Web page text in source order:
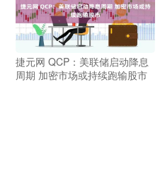
捷元网 QCP：美联储启动降息
周期 加密市场或持续跑输股市